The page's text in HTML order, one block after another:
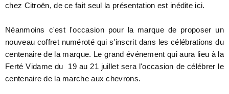
chez Citroën, de ce fait seul la présentation est inédite ici.
Néanmoins c'est l'occasion pour la marque de proposer un
nouveau coffret numéroté qui s'inscrit dans les célébrations du
centenaire de la marque. Le grand événement qui aura lieu à la
Ferté Vidame du 19 au 21 juillet sera l'occasion de célébrer le
centenaire de la marche aux chevrons.